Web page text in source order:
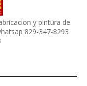
y pintura de
829-347-8293